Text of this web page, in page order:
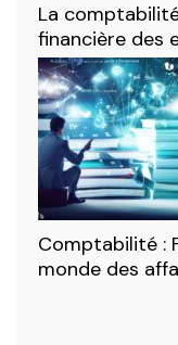
La
financière des
Comptabilité :
monde des